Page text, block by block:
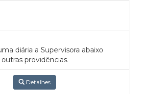
diária a Supervisora abaixo
providências.
Detalhes